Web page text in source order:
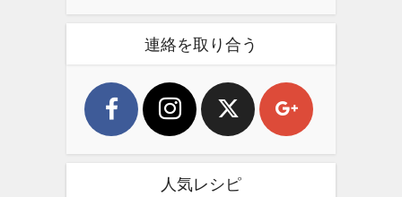
連絡を取り合う
人気レシピ